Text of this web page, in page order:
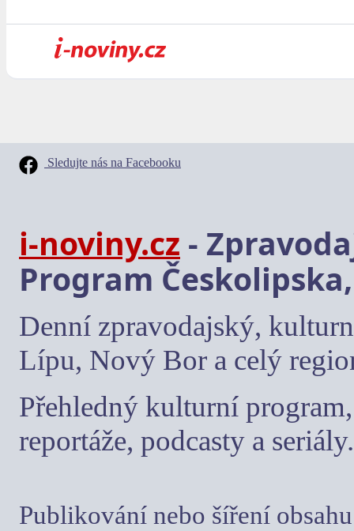
Sledujte nás na Facebooku
i-noviny.cz -
Program
Denní zpravodajský,
Lípu, Nový Bor a celý
Přehledný kulturní
reportáže, podcasty a seriály.
Publikování nebo šíření